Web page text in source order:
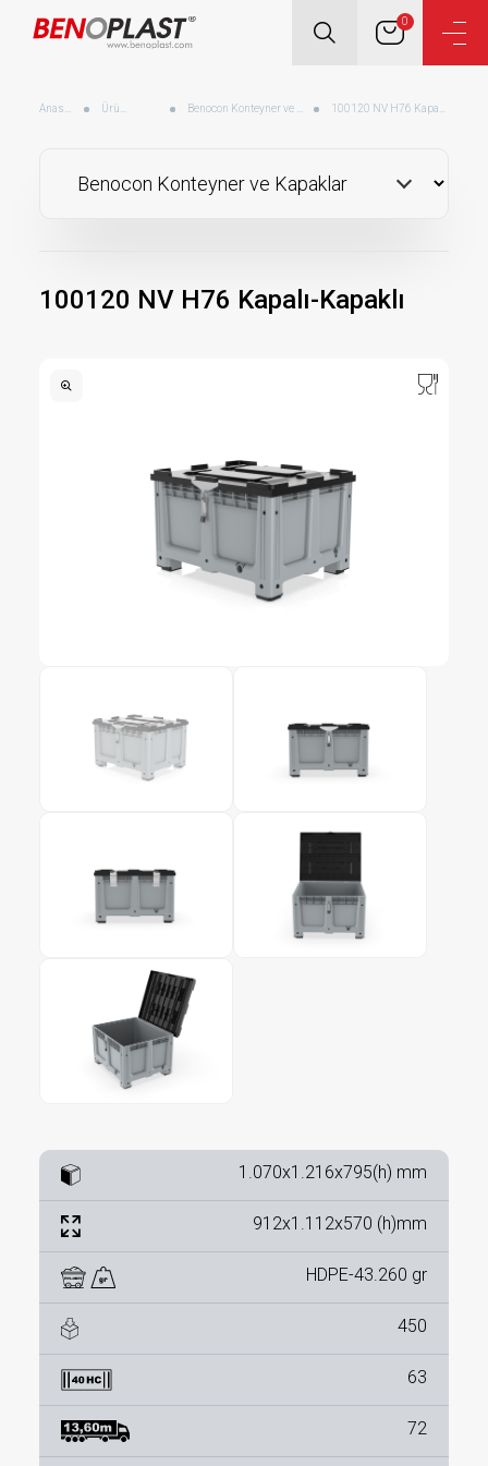
0
100120 NV H76 Kapalı-Kapaklı
1.070x1.216x795(h) mm
912x1.112x570 (h)mm
HDPE-43.260 gr
450
63
72